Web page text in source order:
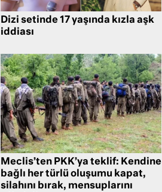
Dizi setinde 17 yaşında kızla aşk
iddiası
Meclis’ten PKK’ya teklif: Kendine
bağlı her türlü oluşumu kapat,
silahını bırak, mensuplarını